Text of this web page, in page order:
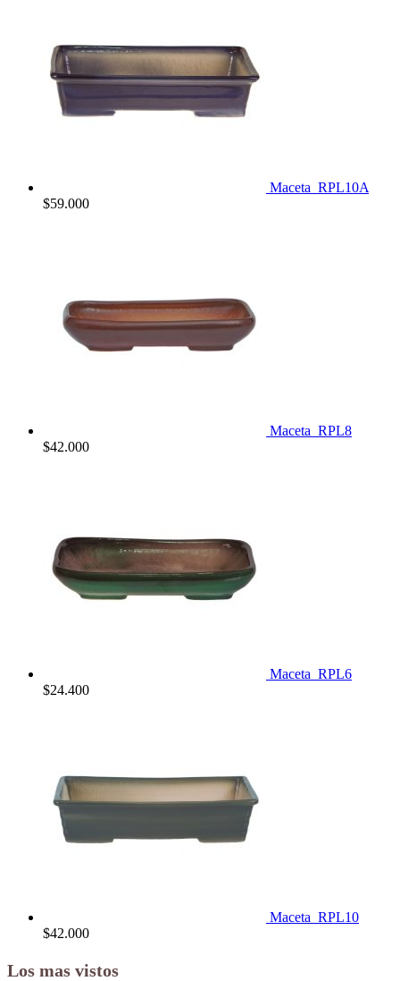
Maceta_RPL10A
$59.000
Maceta_RPL8
$42.000
Maceta_RPL6
$24.400
Maceta_RPL10
$42.000
Los mas vistos